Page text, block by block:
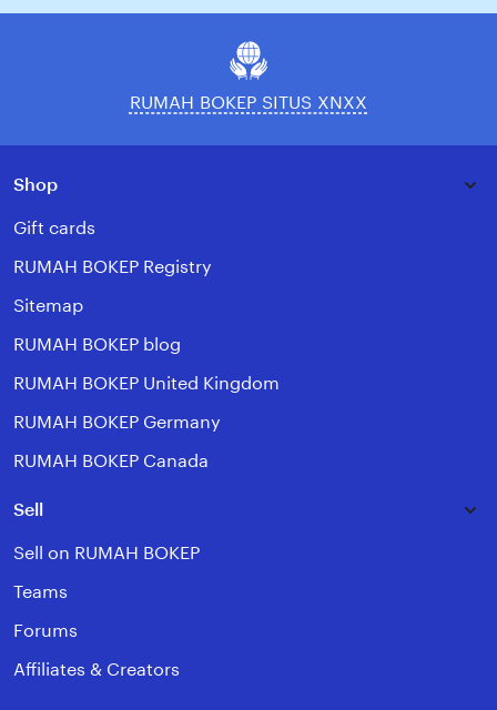
RUMAH BOKEP SITUS XNXX
Shop
Gift cards
RUMAH BOKEP Registry
Sitemap
RUMAH BOKEP blog
RUMAH BOKEP United Kingdom
RUMAH BOKEP Germany
RUMAH BOKEP Canada
Sell
Sell on RUMAH BOKEP
Teams
Forums
Affiliates & Creators